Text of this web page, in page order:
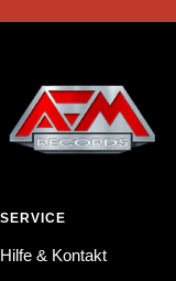
SERVICE
Hilfe & Kontakt